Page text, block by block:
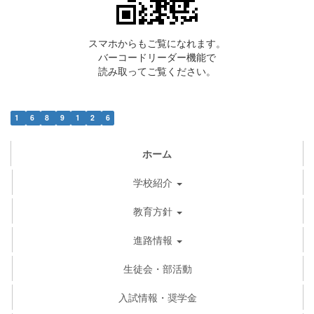
スマホからもご覧になれます。
バーコードリーダー機能で
読み取ってご覧ください。
1 6 8 9 1 2 6
ホーム
学校紹介
教育方針
進路情報
生徒会・部活動
入試情報・奨学金